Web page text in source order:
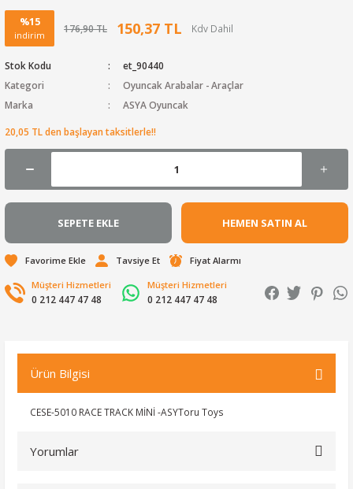
%15
indirim
176,90 TL 150,37 TL
Stok Kodu
et_90440
Kategori
Oyuncak Arabalar - Araçlar
Marka
ASYA Oyuncak
20,05 TL den başlayan taksitlerle!!
SEPETE EKLE HEMEN SATIN AL
Tavsiye Et Fiyat Alarmı
Müşteri Hizmetleri
0 212 447 47 48
Müşteri Hizmetleri
0 212 447 47 48
Ürün Bilgisi
CESE-5010 RACE TRACK MİNİ -ASYToru Toys
Yorumlar